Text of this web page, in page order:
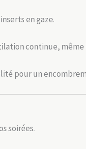
en gaze.
continue,
pour un
soirées.